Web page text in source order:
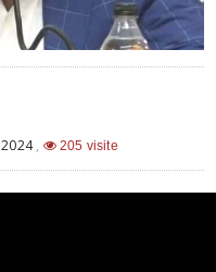
, 205 visite